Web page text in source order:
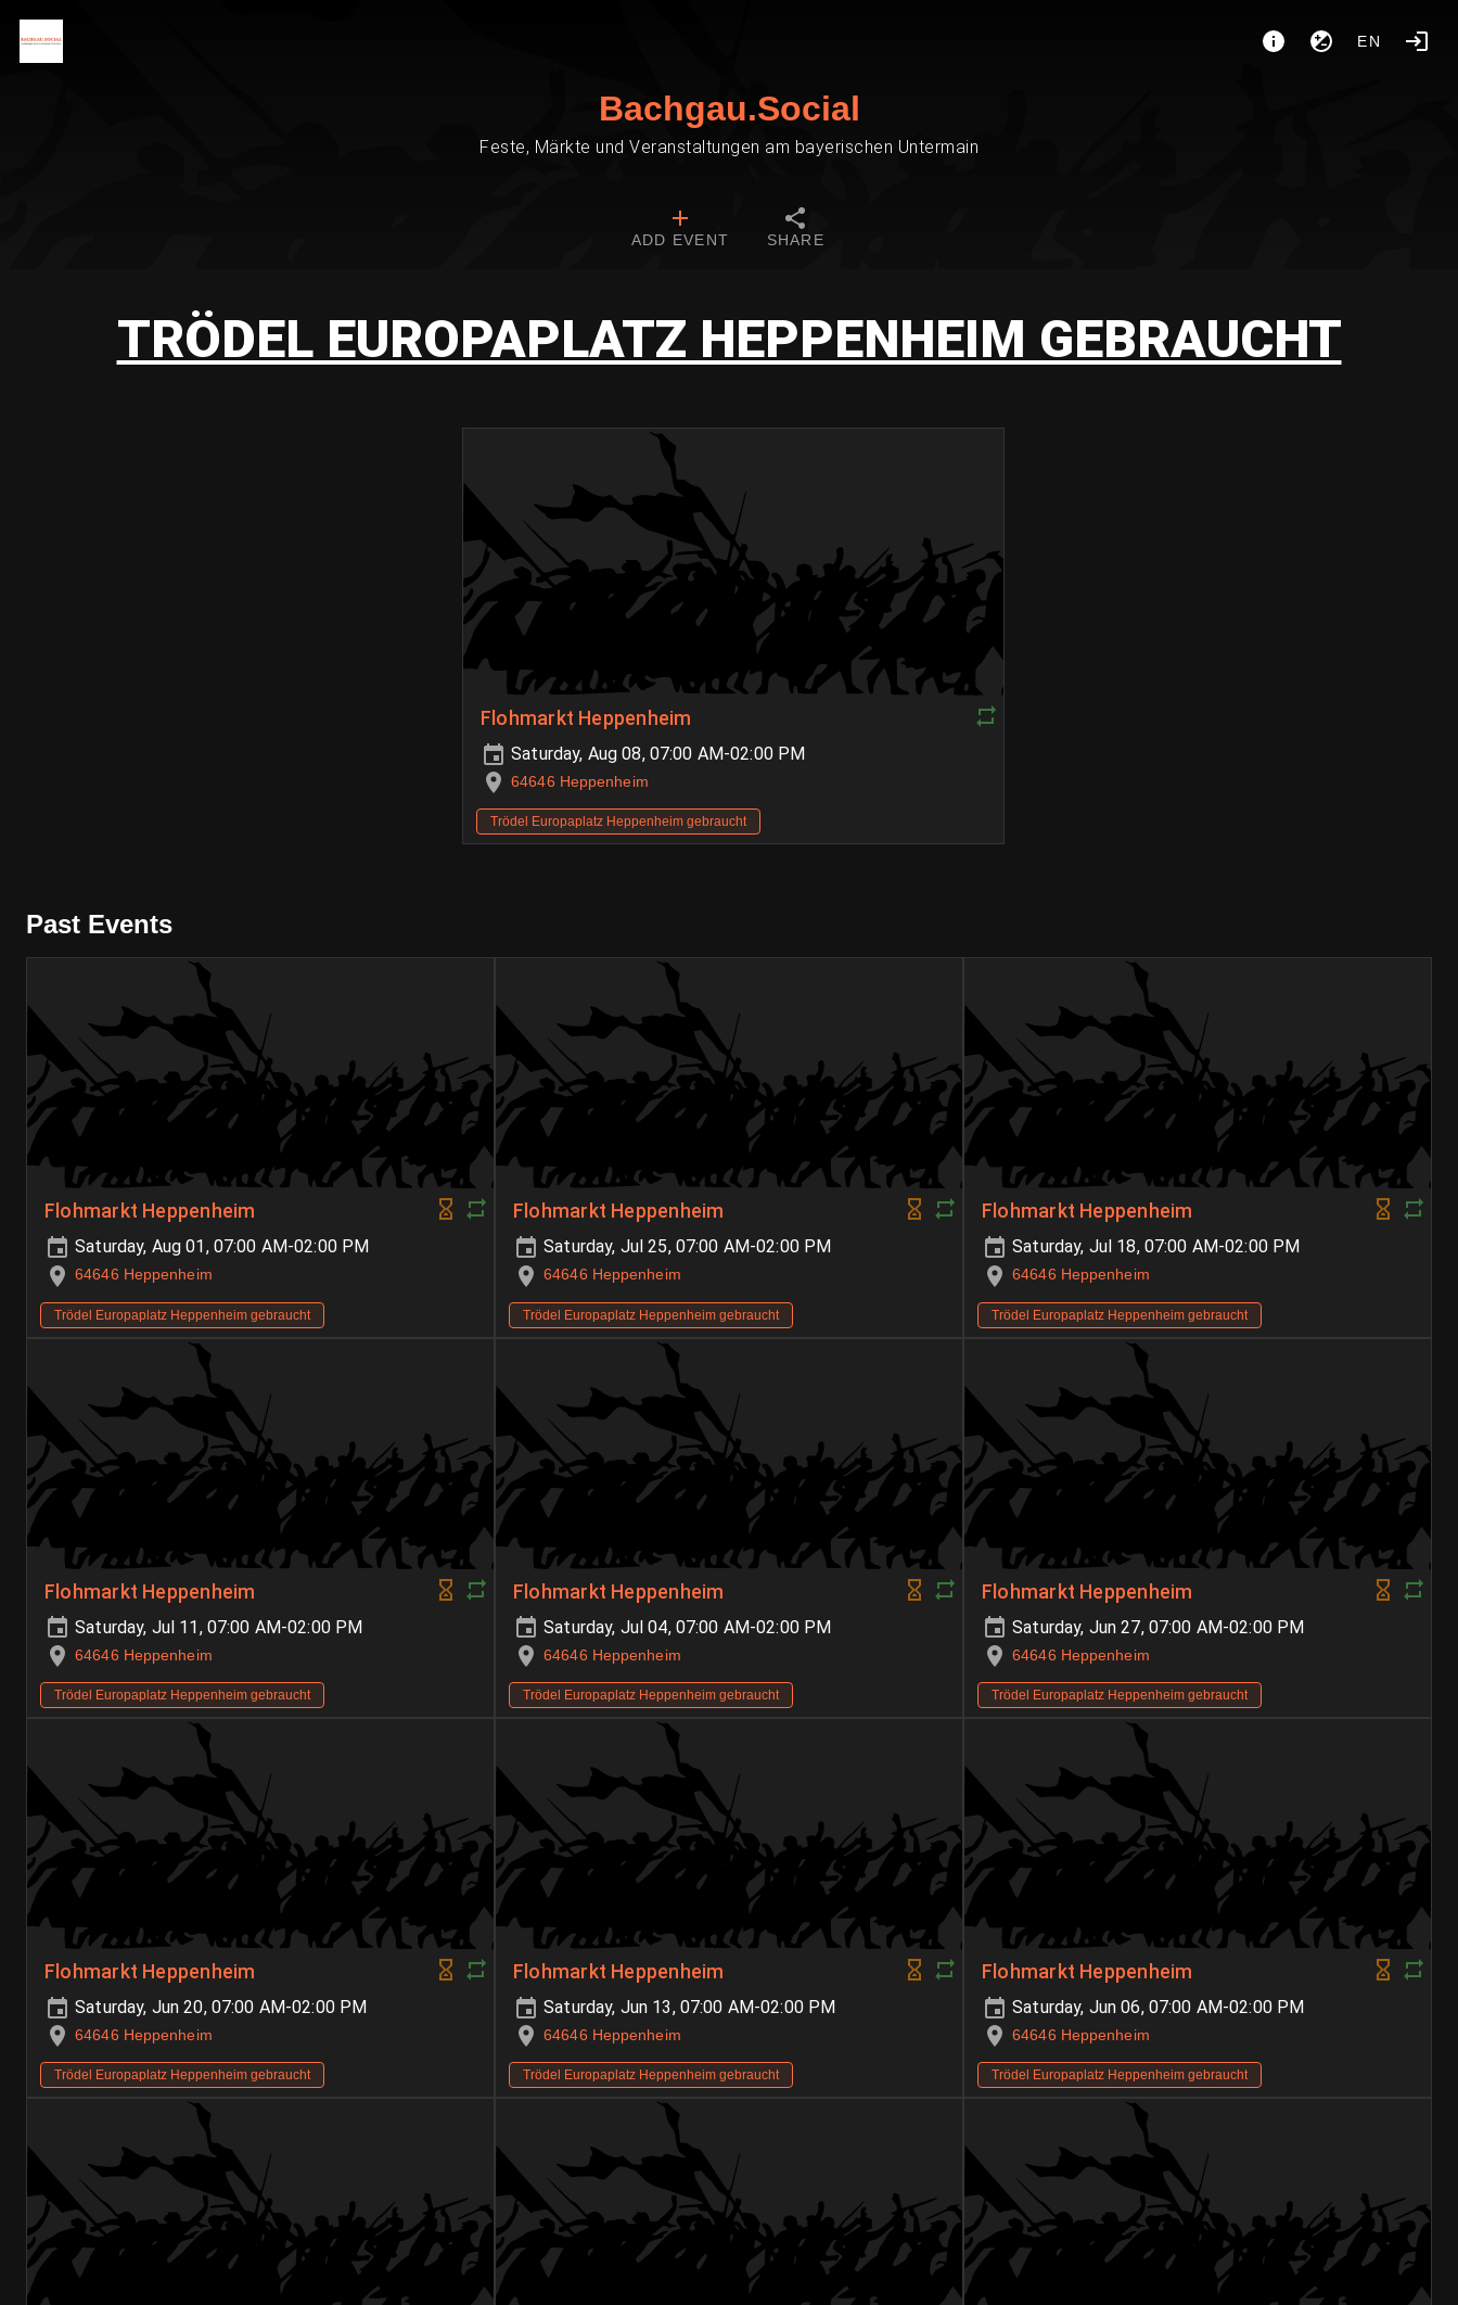
EN
Bachgau.Social
Feste, Märkte und Veranstaltungen am bayerischen Untermain
ADD EVENT SHARE
TRÖDEL EUROPAPLATZ HEPPENHEIM GEBRAUCHT
Flohmarkt Heppenheim
Saturday, Aug 08, 07:00 AM-02:00 PM
64646 Heppenheim
Trödel Europaplatz Heppenheim gebraucht
Past Events
Flohmarkt Heppenheim
Saturday, Aug 01, 07:00 AM-02:00 PM
64646 Heppenheim
Trödel Europaplatz Heppenheim gebraucht
Flohmarkt Heppenheim
Saturday, Jul 25, 07:00 AM-02:00 PM
64646 Heppenheim
Trödel Europaplatz Heppenheim gebraucht
Flohmarkt Heppenheim
Saturday, Jul 18, 07:00 AM-02:00 PM
64646 Heppenheim
Trödel Europaplatz Heppenheim gebraucht
Flohmarkt Heppenheim
Saturday, Jul 11, 07:00 AM-02:00 PM
64646 Heppenheim
Trödel Europaplatz Heppenheim gebraucht
Flohmarkt Heppenheim
Saturday, Jul 04, 07:00 AM-02:00 PM
64646 Heppenheim
Trödel Europaplatz Heppenheim gebraucht
Flohmarkt Heppenheim
Saturday, Jun 27, 07:00 AM-02:00 PM
64646 Heppenheim
Trödel Europaplatz Heppenheim gebraucht
Flohmarkt Heppenheim
Saturday, Jun 20, 07:00 AM-02:00 PM
64646 Heppenheim
Trödel Europaplatz Heppenheim gebraucht
Flohmarkt Heppenheim
Saturday, Jun 13, 07:00 AM-02:00 PM
64646 Heppenheim
Trödel Europaplatz Heppenheim gebraucht
Flohmarkt Heppenheim
Saturday, Jun 06, 07:00 AM-02:00 PM
64646 Heppenheim
Trödel Europaplatz Heppenheim gebraucht